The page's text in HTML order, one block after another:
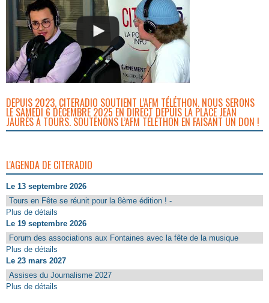
DEPUIS 2023, CITERADIO SOUTIENT L’AFM TÉLÉTHON. NOUS SERONS
LE SAMEDI 6 DÉCEMBRE 2025 EN DIRECT DEPUIS LA PLACE JEAN
JAURÈS À TOURS. SOUTENONS L’AFM TÉLÉTHON EN FAISANT UN DON !
L'AGENDA DE CITERADIO
Le 13 septembre 2026
Tours en Fête se réunit pour la 8ème édition ! -
Plus de détails
Le 19 septembre 2026
Forum des associations aux Fontaines avec la fête de la musique
Plus de détails
Le 23 mars 2027
Assises du Journalisme 2027
Plus de détails